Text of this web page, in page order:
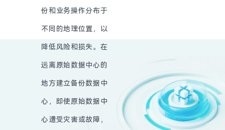
份和业务操作分布于
不同的地理位置，以
降低风险和损失。在
远离原始数据中心的
地方建立备份数据中
心，即使原始数据中
心遭受灾害或故障，